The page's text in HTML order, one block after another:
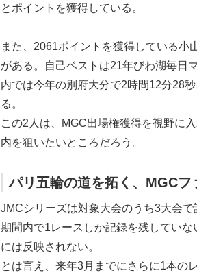
とポイントを獲得している。
また、2061ポイントを獲得している小
がある。自己ベストは21年びわ湖毎日
内では今年の別府大分で2時間12分28
る。
この2人は、MGC出場権獲得を視野に
内を狙いたいところだろう。
パリ五輪の道を拓く、MGCフ
JMCシリーズは対象大会のうち3大会
期間内で1レースしか記録を残してい
には反映されない。
とは言え、来年3月までにさらに1本の